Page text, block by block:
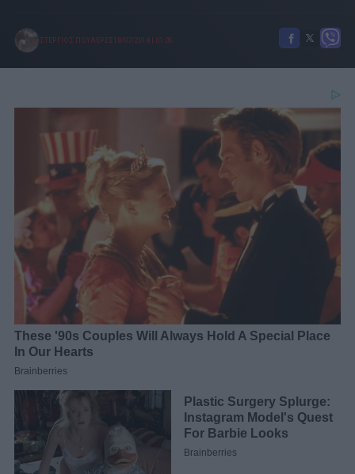
ΣΤΕΡΓΙΟΣ ΠΟΥΛΕΡΕΣ 18/07/2018 01:05